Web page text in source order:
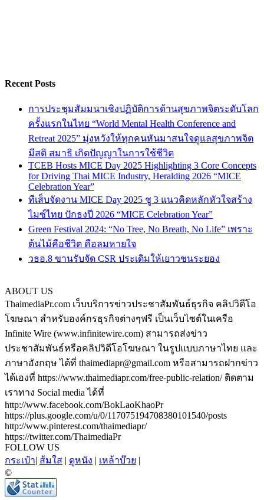
Recent Posts
การประชุมสัมมนาเชิงปฏิบัติการด้านสุขภาพจิตระดับโลก
ครั้งแรกในไทย “World Mental Health Conference and
Retreat 2025” มุ่งหวังให้ทุกคนหันมาสนใจดูแลสุขภาพจิต
มีสติ สมาธิ เกิดปัญญาในการใช้ชีวิต
TCEB Hosts MICE Day 2025 Highlighting 3 Core Concepts
for Driving Thai MICE Industry, Heralding 2026 “MICE
Celebration Year”
ทีเส็บจัดงาน MICE Day 2025 ชู 3 แนวคิดหลักหัวใจสร้าง
ไมซ์ไทย ปักธงปี 2026 “MICE Celebration Year”
Green Festival 2024: “No Tree, No Breath, No Life” เพราะ
ต้นไม้คือชีวิต คือลมหายใจ
วธอ.8 ขานรับจัด CSR ประเดิมให้เยาวชนระยอง
ABOUT US
ThaimediaPr.com เว็บบริการข่าวประชาสัมพันธ์ธุรกิจ คลิปวิดีโอ
โฆษณา สำหรับองค์กรธุรกิจต่างๆฟรี เป็นเว็บไซต์ในเครือ
Infinite Wire (www.infinitewire.com) สามารถส่งข่าว
ประชาสัมพันธ์หรือคลิปวิดีโอโฆษณา ในรูปแบบภาษาไทย และ
ภาษาอังกฤษ ได้ที่ thaimediapr@gmail.com หรือสามารถฝากข่าว
ได้เองที่ https://www.thaimediapr.com/free-public-relation/ ติดตาม
เราทาง Social media ได้ที่
http://www.facebook.com/BokLaoKhaoPr
https://plus.google.com/u/0/117075194708380101540/posts
http://www.pinterest.com/thaimediapr/
https://twitter.com/ThaimediaPr
FOLLOW US
กระเป๋า| ส้มใส | ดูหนัง | เหล้าบ๊วย |
©